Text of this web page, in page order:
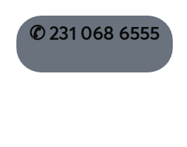
✆ 231 068 6555